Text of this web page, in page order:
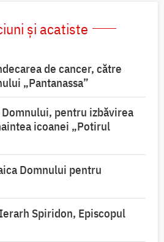
și acatiste
de cancer, către
„Pantanassa”
pentru izbăvirea
icoanei „Potirul
Domnului pentru
Spiridon, Episcopul